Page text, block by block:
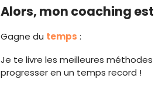
Alors, mon coaching
Gagne du temps :
Je te livre les meilleures
progresser en un temps record !